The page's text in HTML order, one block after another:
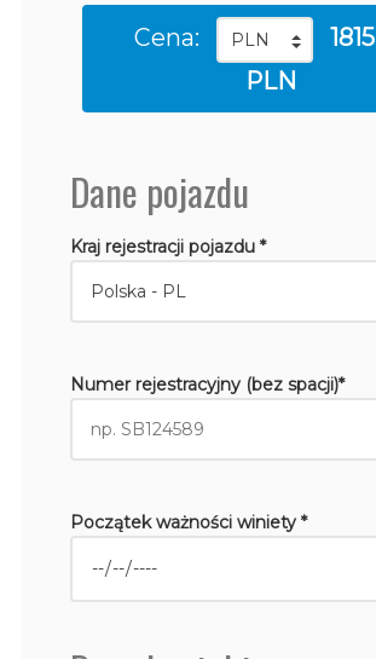
Cena:
PLN
Dane pojazdu
Kraj rejestracji pojazdu *
Numer rejestracyjny (bez spacji)*
Początek ważności winiety *